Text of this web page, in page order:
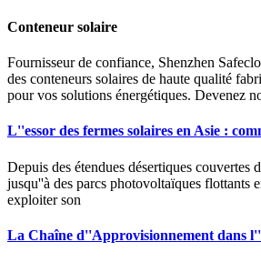
Conteneur solaire
Fournisseur de confiance, Shenzhen
des conteneurs solaires de haute qualité
pour vos solutions énergétiques. Devenez
L''essor des fermes solaires en Asie :
Depuis des étendues désertiques couvertes
jusqu''à des parcs photovoltaïques flottants
exploiter son
La Chaîne d''Approvisionnement dans